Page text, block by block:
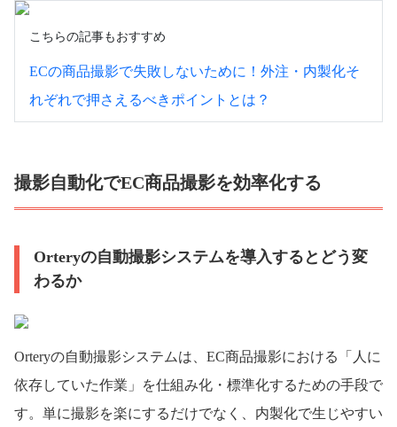
こちらの記事もおすすめ
ECの商品撮影で失敗しないために！外注・内製化そ
れぞれで押さえるべきポイントとは？
撮影自動化でEC商品撮影を効率化する
Orteryの自動撮影システムを導入するとどう変
わるか
Orteryの自動撮影システムは、EC商品撮影における「人に
依存していた作業」を仕組み化・標準化するための手段で
す。単に撮影を楽にするだけでなく、内製化で生じやすい